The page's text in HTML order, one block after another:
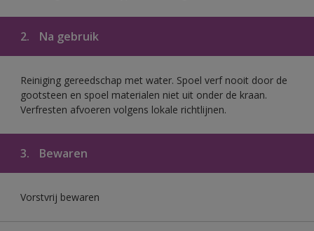
2. Na gebruik
Reiniging gereedschap met water. Spoel verf nooit door de
gootsteen en spoel materialen niet uit onder de kraan.
Verfresten afvoeren volgens lokale richtlijnen.
3. Bewaren
Vorstvrij bewaren